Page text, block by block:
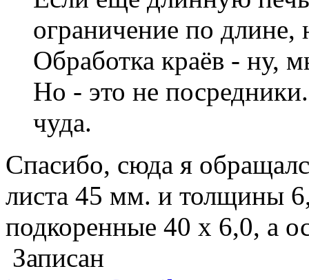
ограничение по
Обработка краёв - ну,
Но - это не
чуда.
Спасибо, сюда я
листа 45 мм. и толщины
подкоренные 40 х 6,0, а
Записан